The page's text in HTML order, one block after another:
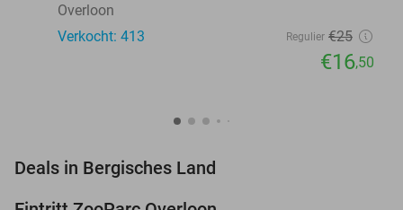
Overloon
Verkocht: 413
Regulier €25
€16,50
Deals in Bergisches Land